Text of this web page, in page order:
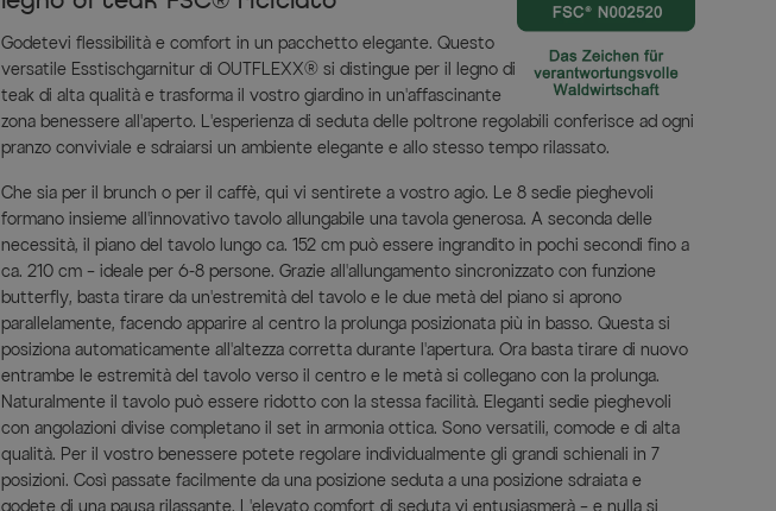
Godetevi flessibilità e comfort in un pacchetto elegante. Questo
versatile Esstischgarnitur di OUTFLEXX® si distingue per il legno di
teak di alta qualità e trasforma il vostro giardino in un'affascinante
zona benessere all'aperto. L'esperienza di seduta delle poltrone regolabili conferisce ad ogni
pranzo conviviale e sdraiarsi un ambiente elegante e allo stesso tempo rilassato.
Che sia per il brunch o per il caffè, qui vi sentirete a vostro agio. Le 8 sedie pieghevoli
formano insieme all'innovativo tavolo allungabile una tavola generosa. A seconda delle
necessità, il piano del tavolo lungo ca. 152 cm può essere ingrandito in pochi secondi fino a
ca. 210 cm – ideale per 6-8 persone. Grazie all'allungamento sincronizzato con funzione
butterfly, basta tirare da un'estremità del tavolo e le due metà del piano si aprono
parallelamente, facendo apparire al centro la prolunga posizionata più in basso. Questa si
posiziona automaticamente all'altezza corretta durante l'apertura. Ora basta tirare di nuovo
entrambe le estremità del tavolo verso il centro e le metà si collegano con la prolunga.
Naturalmente il tavolo può essere ridotto con la stessa facilità. Eleganti sedie pieghevoli
con angolazioni divise completano il set in armonia ottica. Sono versatili, comode e di alta
qualità. Per il vostro benessere potete regolare individualmente gli grandi schienali in 7
posizioni. Così passate facilmente da una posizione seduta a una posizione sdraiata e
godete di una pausa rilassante. L'elevato comfort di seduta vi entusiasmerà – e nulla si